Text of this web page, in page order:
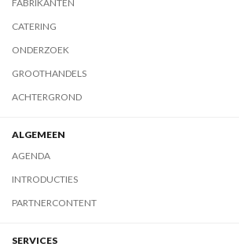
FABRIKANTEN
CATERING
ONDERZOEK
GROOTHANDELS
ACHTERGROND
ALGEMEEN
AGENDA
INTRODUCTIES
PARTNERCONTENT
SERVICES